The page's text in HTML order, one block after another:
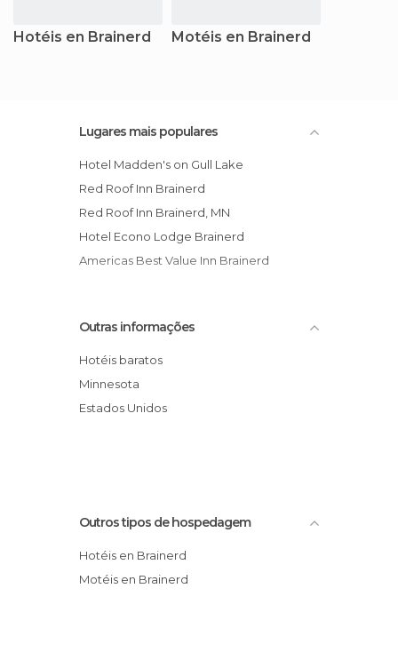
Hotéis en Brainerd Motéis en Brainerd
Lugares mais populares
Hotel Madden's on Gull Lake
Red Roof Inn Brainerd
Red Roof Inn Brainerd, MN
Hotel Econo Lodge Brainerd
Americas Best Value Inn Brainerd
Outras informações
Hotéis baratos
Minnesota
Estados Unidos
Outros tipos de hospedagem
Hotéis en Brainerd
Motéis en Brainerd